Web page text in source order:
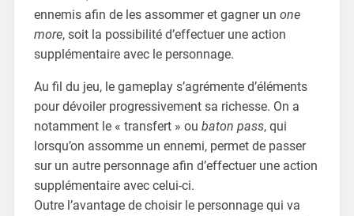
ennemis afin de les assommer et gagner un one
more, soit la possibilité d’effectuer une action
supplémentaire avec le personnage.
Au fil du jeu, le gameplay s’agrémente d’éléments
pour dévoiler progressivement sa richesse. On a
notamment le « transfert » ou baton pass, qui
lorsqu’on assomme un ennemi, permet de passer
sur un autre personnage afin d’effectuer une action
supplémentaire avec celui-ci.
Outre l’avantage de choisir le personnage qui va